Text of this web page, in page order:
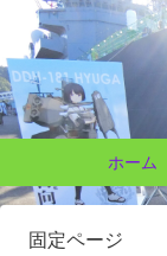
ホーム
固定ページ